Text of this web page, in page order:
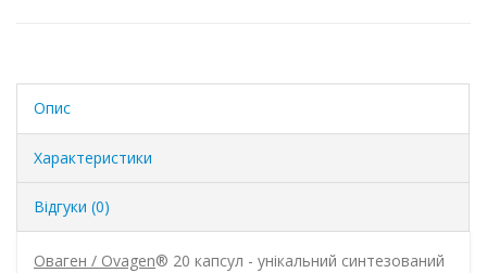
Опис
Характеристики
Відгуки (0)
Оваген / Ovagen® 20 капсул - унікальний синтезований